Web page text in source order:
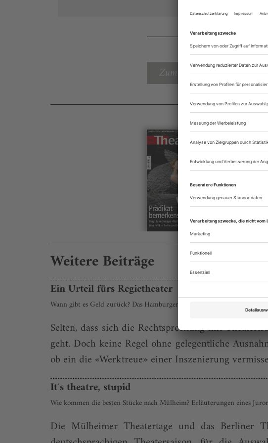
Zum Inhaltsverzeichnis
von
Weitere Beiträge
Ein Urteil fürs Regietheater
Wann gibt es Geld zurück? Das Hamburger Amtsgericht verhandelt
Selten, dass sich die Rechtsprechung mit
geht. Doch keine Regel ohne gelegentliche
ob ein die «Werktreue» einer Inszenierung
It´s theatre, stupid
Wie kommen die besten Stücke nach Mülheim? Erläuterungen eines
Die Mülheimer Theatertage und das Berliner